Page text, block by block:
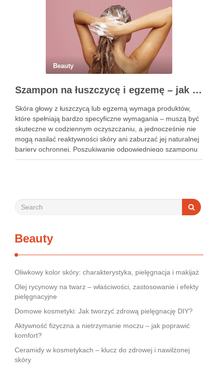
Beauty
Szampon na łuszczycę i egzemę – jak świadomie dobierać produkty przy wrażliwej skórze głowy?
Skóra głowy z łuszczycą lub egzemą wymaga produktów,
które spełniają bardzo specyficzne wymagania – muszą być
skuteczne w codziennym oczyszczaniu, a jednocześnie nie
mogą nasilać reaktywności skóry ani zaburzać jej naturalnej
bariery ochronnej. Poszukiwanie odpowiedniego szamponu
bywa dla wielu pacjentów procesem długim i frustrującym, bo
Beauty
Oliwkowy kolor skóry: charakterystyka, pielęgnacja i makijaż
Olej rycynowy na twarz – właściwości, zastosowanie i efekty
pielęgnacyjne
Domowe kosmetyki: Jak tworzyć zdrową pielęgnację DIY?
Aktywność fizyczna a nietrzymanie moczu – jak poprawić
komfort?
Ceramidy w kosmetykach – klucz do zdrowej i nawilżonej
skóry